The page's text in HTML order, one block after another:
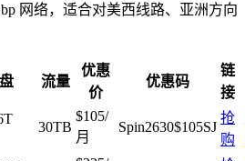
网络，适合对美西线路、亚洲方向
流量
优惠
价
优惠码
链
接
30TB
$105/
月​
Spin2630$105SJ
抢
购